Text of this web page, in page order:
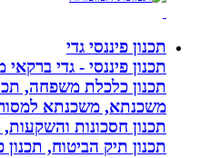
תכנון פיננסי גדי
תכנון כלכלת משפחה, תכנון
משכנתא, משכנתא למסורבי
תכנון חסכונות והשקעות,
תכנון תיק הביטוח, תכנון